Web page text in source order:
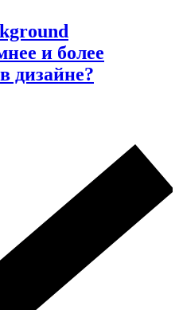
и более
дизайне?